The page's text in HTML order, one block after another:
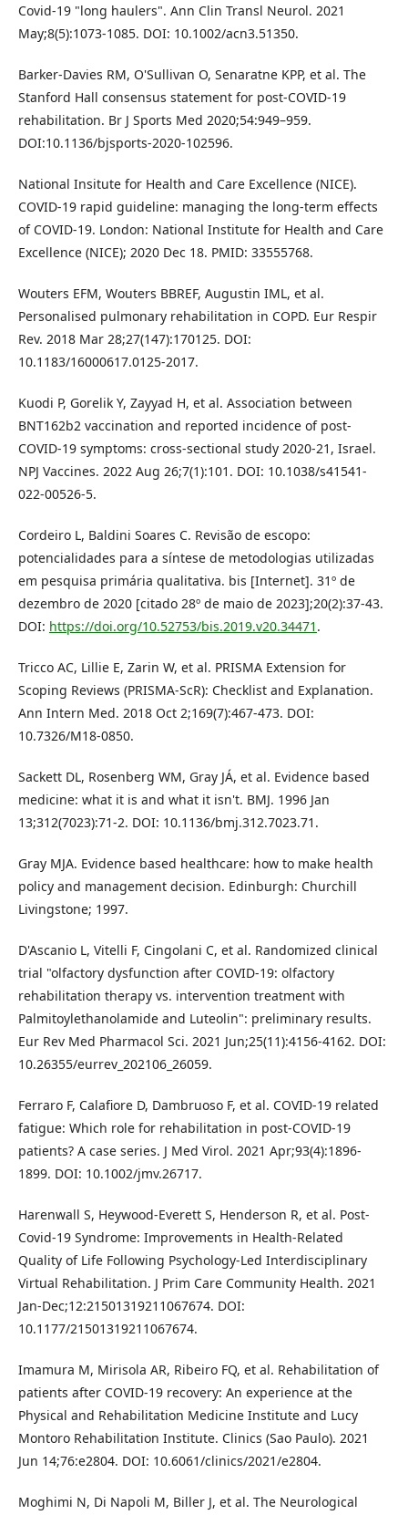
Covid-19 "long haulers". Ann Clin Transl Neurol. 2021
May;8(5):1073-1085. DOI: 10.1002/acn3.51350.
Barker-Davies RM, O'Sullivan O, Senaratne KPP, et al. The
Stanford Hall consensus statement for post-COVID-19
rehabilitation. Br J Sports Med 2020;54:949–959.
DOI:10.1136/bjsports-2020-102596.
National Insitute for Health and Care Excellence (NICE).
COVID-19 rapid guideline: managing the long-term effects
of COVID-19. London: National Institute for Health and Care
Excellence (NICE); 2020 Dec 18. PMID: 33555768.
Wouters EFM, Wouters BBREF, Augustin IML, et al.
Personalised pulmonary rehabilitation in COPD. Eur Respir
Rev. 2018 Mar 28;27(147):170125. DOI:
10.1183/16000617.0125-2017.
Kuodi P, Gorelik Y, Zayyad H, et al. Association between
BNT162b2 vaccination and reported incidence of post-
COVID-19 symptoms: cross-sectional study 2020-21, Israel.
NPJ Vaccines. 2022 Aug 26;7(1):101. DOI: 10.1038/s41541-
022-00526-5.
Cordeiro L, Baldini Soares C. Revisão de escopo:
potencialidades para a síntese de metodologias utilizadas
em pesquisa primária qualitativa. bis [Internet]. 31º de
dezembro de 2020 [citado 28º de maio de 2023];20(2):37-43.
DOI: https://doi.org/10.52753/bis.2019.v20.34471 .
Tricco AC, Lillie E, Zarin W, et al. PRISMA Extension for
Scoping Reviews (PRISMA-ScR): Checklist and Explanation.
Ann Intern Med. 2018 Oct 2;169(7):467-473. DOI:
10.7326/M18-0850.
Sackett DL, Rosenberg WM, Gray JÁ, et al. Evidence based
medicine: what it is and what it isn't. BMJ. 1996 Jan
13;312(7023):71-2. DOI: 10.1136/bmj.312.7023.71.
Gray MJA. Evidence based healthcare: how to make health
policy and management decision. Edinburgh: Churchill
Livingstone; 1997.
D'Ascanio L, Vitelli F, Cingolani C, et al. Randomized clinical
trial "olfactory dysfunction after COVID-19: olfactory
rehabilitation therapy vs. intervention treatment with
Palmitoylethanolamide and Luteolin": preliminary results.
Eur Rev Med Pharmacol Sci. 2021 Jun;25(11):4156-4162. DOI:
10.26355/eurrev_202106_26059.
Ferraro F, Calafiore D, Dambruoso F, et al. COVID-19 related
fatigue: Which role for rehabilitation in post-COVID-19
patients? A case series. J Med Virol. 2021 Apr;93(4):1896-
1899. DOI: 10.1002/jmv.26717.
Harenwall S, Heywood-Everett S, Henderson R, et al. Post-
Covid-19 Syndrome: Improvements in Health-Related
Quality of Life Following Psychology-Led Interdisciplinary
Virtual Rehabilitation. J Prim Care Community Health. 2021
Jan-Dec;12:21501319211067674. DOI:
10.1177/21501319211067674.
Imamura M, Mirisola AR, Ribeiro FQ, et al. Rehabilitation of
patients after COVID-19 recovery: An experience at the
Physical and Rehabilitation Medicine Institute and Lucy
Montoro Rehabilitation Institute. Clinics (Sao Paulo). 2021
Jun 14;76:e2804. DOI: 10.6061/clinics/2021/e2804.
Moghimi N, Di Napoli M, Biller J, et al. The Neurological